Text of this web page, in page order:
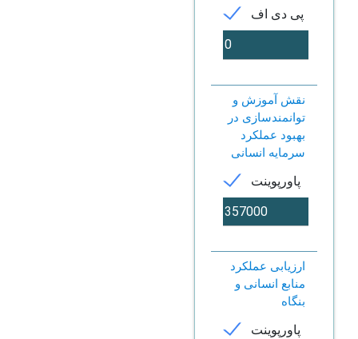
پی دی اف
نقش آموزش و
توانمندسازی در
بهبود عملکرد
سرمایه انسانی
پاورپوینت
ارزیابی عملکرد
منابع انسانی و
بنگاه
پاورپوینت